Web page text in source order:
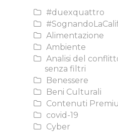
#duexquattro
Alimentazione
Ambiente
Analisi del
senza filtri
Benessere
Beni Culturali
Contenuti
covid-19
Cyber